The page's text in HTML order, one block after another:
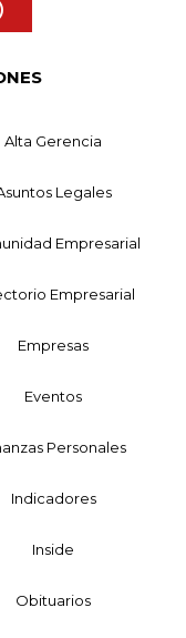
Alta Gerencia
Legales
Empresarial
Empresarial
Empresas
Eventos
Personales
Indicadores
Inside
Obituarios